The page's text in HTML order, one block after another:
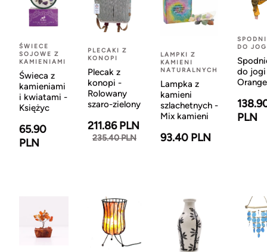
ŚWIECE
SOJOWE Z
KAMIENIAMI
Świeca z
kamieniami
i kwiatami -
Księżyc
65.90
PLN
PLECAKI Z
KONOPI
Plecak z
konopi -
Rolowany
szaro-zielony
211.86 PLN
235.40 PLN
LAMPKI Z
KAMIENI
NATURALNYCH
Lampka z
kamieni
szlachetnych -
Mix kamieni
93.40 PLN
DO
do
Orange
PLN